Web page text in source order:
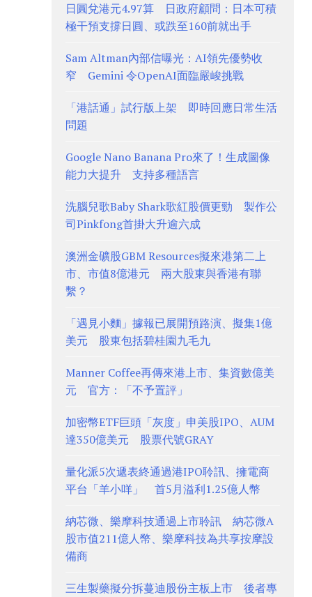
日圓兌港元4.97算 日政府顧問：日本可積
極干預支撐日圓、或跌至160前就出手
Sam Altman內部信曝光：AI領先優勢收
窄 Gemini 令OpenAI面臨嚴峻挑戰
「港話通」試行版上架 即時回應日常生活
問題
Google Nano Banana Pro來了！生成圖像
能力大提升 支持多種語言
洗腦兒歌Baby Shark歌紅股價更勁 製作公
司Pinkfong首掛大升逾六成
澳洲金礦股GBM Resources擬來港第二上
市、市值8億港元 兩大股東與香港有聯
繫？
「遇見小麵」據報已展開預路演、擬集1億
美元 股東包括碧桂園九毛九
Manner Coffee再傳來港上市、集資數億美
元 官方：「不予置評」
加密幣ETF巨頭「灰度」申美股IPO、AUM
達350億美元 股票代號GRAY
量化派5次遞表終通過港IPO聆訊、擁電商
平台「羊小咩」 首5月溢利1.25億人幣
納芯微、樂摩科技通過上市聆訊 納芯微A
股市值211億人幣、樂摩科技為共享按摩設
備商
三生製藥擬分拆蔓迪股份主板上市 後者專